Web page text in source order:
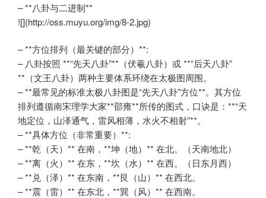
– **八卦与二进制**
![](http://oss.muyu.org/img/8-2.jpg)
– **方位排列（最关键的部分）**:
– 八卦按照 **“先天八卦”**（伏羲八卦）或 **“后天八卦”
**（文王八卦）两种主要体系环绕在太极图周围。
– **最常见的标准太极八卦图是“先天八卦”方位**。其方位
排列遵循南宋理学大家**邵雍**所传的图式，口诀是：**“天
地定位，山泽通气，雷风相薄，水火不相射”**。
– **具体方位（非常重要）**:
– **乾（天）** 在南，**坤（地）** 在北。（天南地北）
– **离（火）** 在东，**坎（水）** 在西。（日东月西）
– **兑（泽）** 在东南，**艮（山）** 在西北。
– **震（雷）** 在东北，**巽（风）** 在西南。